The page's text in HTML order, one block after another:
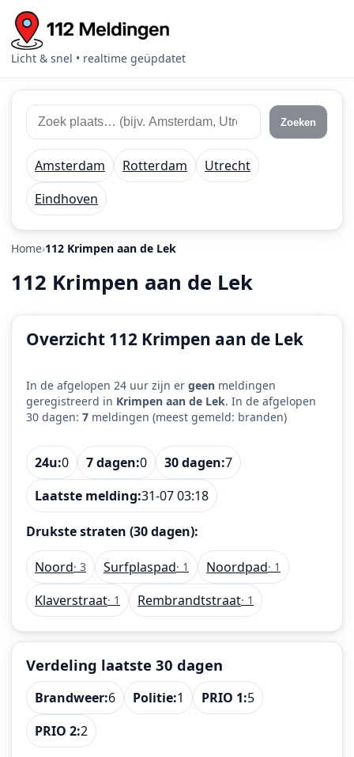
Licht & snel • realtime geüpdatet
Zoek
112
meldingen
Zoek
plaats
of
regio
Zoeken
Amsterdam Rotterdam
Utrecht
Eindhoven
Home 112 Krimpen aan de Lek
112 Krimpen aan de Lek
Overzicht 112 Krimpen aan de Lek
In de afgelopen 24 uur zijn er geen meldingen
geregistreerd in Krimpen aan de Lek. In de afgelopen
30 dagen: 7 meldingen (meest gemeld: branden)
24u:0 7 dagen:0 30 dagen:7
Laatste melding:31-07 03:18
Drukste straten (30 dagen):
Noord· 3 Surfplaspad· 1 Noordpad· 1
Klaverstraat· 1 Rembrandtstraat· 1
Verdeling laatste 30 dagen
Brandweer:6 Politie:1 PRIO 1:5
PRIO 2:2